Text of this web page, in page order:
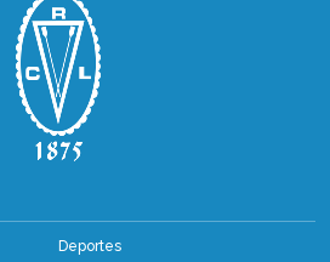
Deportes